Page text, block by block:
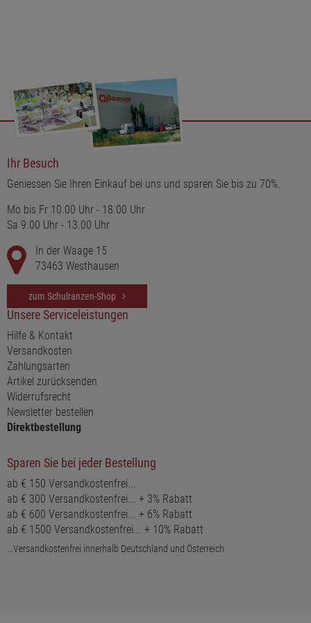
Ihr Besuch
Geniessen Sie Ihren Einkauf bei uns und sparen Sie bis zu 70%.
Mo bis Fr 10.00 Uhr - 18.00 Uhr
Sa 9.00 Uhr - 13.00 Uhr
In der Waage 15
73463 Westhausen
zum Schulranzen-Shop
Unsere Serviceleistungen
Hilfe & Kontakt
Versandkosten
Zahlungsarten
Artikel zurücksenden
Widerrufsrecht
Newsletter bestellen
Direktbestellung
Sparen Sie bei jeder Bestellung
ab € 150 Versandkostenfrei...
ab € 300 Versandkostenfrei... + 3% Rabatt
ab € 600 Versandkostenfrei... + 6% Rabatt
ab € 1500 Versandkostenfrei... + 10% Rabatt
...Versandkostenfrei innerhalb Deutschland und Österreich